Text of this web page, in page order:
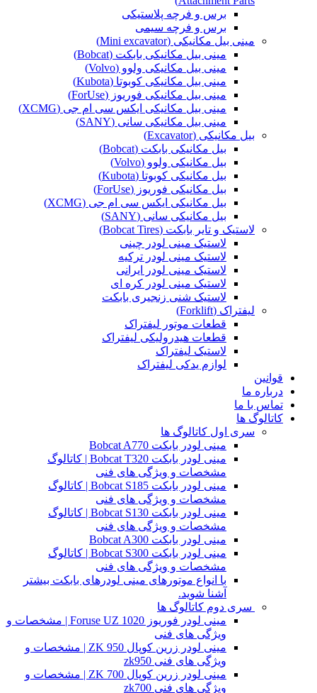
برس و فرچه پلاستیکی
برس و فرچه سیمی
مینی بیل مکانیکی (Mini excavator)
مینی بیل مکانیکی بابکت (Bobcat)
مینی بیل مکانیکی ولوو (Volvo)
مینی بیل مکانیکی کوبوتا (Kubota)
مینی بیل مکانیکی فوریوز (ForUse)
مینی بیل مکانیکی ایکس سی ام جی (XCMG)
مینی بیل مکانیکی سانی (SANY)
بیل مکانیکی (Excavator)
بیل مکانیکی بابکت (Bobcat)
بیل مکانیکی ولوو (Volvo)
بیل مکانیکی کوبوتا (Kubota)
بیل مکانیکی فوریوز (ForUse)
بیل مکانیکی ایکس سی ام جی (XCMG)
بیل مکانیکی سانی (SANY)
لاستیک و تایر بابکت (Bobcat Tires)
لاستیک مینی لودر چینی
لاستیک مینی لودر ترکیه
لاستیک مینی لودر ایرانی
لاستیک مینی لودر کره ای
لاستیک شنی زنجیری بابکت
لیفتراک (Forklift)
قطعات موتور لیفتراک
قطعات هیدرولیکی لیفتراک
لاستیک لیفتراک
لوازم یدکی لیفتراک
قوانین
درباره ما
تماس با ما
کاتالوگ ها
سری اول کاتالوگ ها
مینی لودر بابکت Bobcat A770
مینی لودر بابکت Bobcat T320 | کاتالوگ
مشخصات و ویژگی های فنی
مینی لودر بابکت Bobcat S185 | کاتالوگ
مشخصات و ویژگی های فنی
مینی لودر بابکت Bobcat S130 | کاتالوگ
مشخصات و ویژگی های فنی
مینی لودر بابکت Bobcat A300
مینی لودر بابکت Bobcat S300 | کاتالوگ
مشخصات و ویژگی های فنی
با انواع موتورهای مینی لودرهای بابکت بیشتر
آشنا شوید.
سری دوم کاتالوگ ها
مینی لودر فوریوز Foruse UZ 1020 | مشخصات و
ویژگی های فنی
مینی لودر زرین کوپال ZK 950 | مشخصات و
ویژگی های فنی zk950
مینی لودر زرین کوپال ZK 700 | مشخصات و
ویژگی های فنی zk700